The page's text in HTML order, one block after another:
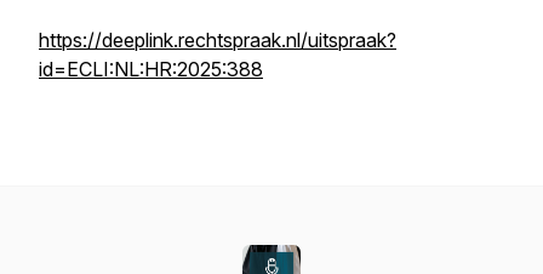
https://deeplink.rechtspraak.nl/uitspraak?
id=ECLI:NL:HR:2025:388